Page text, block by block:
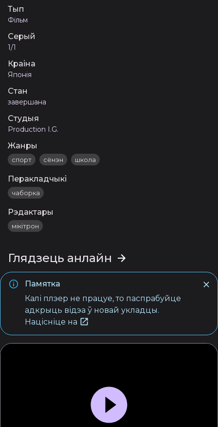
Тып
Фільм
Серый
1/1
Краіна
Японія
Стан
завершана
Студыя
Production I.G.
Жанры
спорт сёнэн школа
Перакладчыкі
чаборка
Рэдактары
мікітрон
Глядзець анлайн
Памятка
Калі плэер не працуе, то паспрабуйце
адкрыць відэа ў новай укладцы.
Націсніце на